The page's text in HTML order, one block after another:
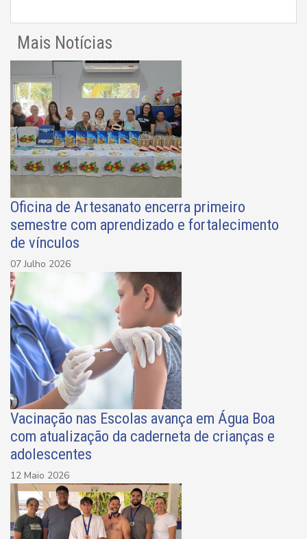
Mais Notícias
Oficina de Artesanato encerra primeiro
semestre com aprendizado e fortalecimento
de vínculos
07 Julho 2026
Vacinação nas Escolas avança em Água Boa
com atualização da caderneta de crianças e
adolescentes
12 Maio 2026